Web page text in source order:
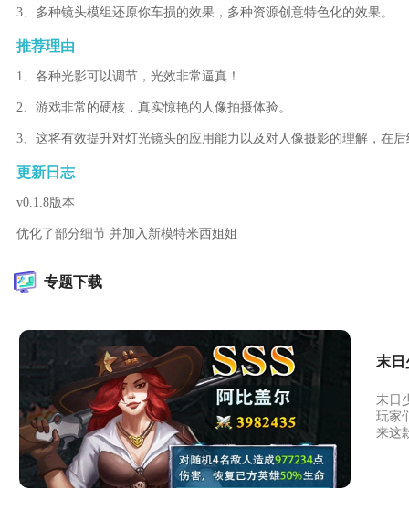
3、多种镜头模组还原你车损的效果，多种资源创意特色化的效果。
推荐理由
1、各种光影可以调节，光效非常逼真！
2、游戏非常的硬核，真实惊艳的人像拍摄体验。
3、这将有效提升对灯光镜头的应用能力以及对人像摄影的理解，在
更新日志
v0.1.8版本
优化了部分细节 并加入新模特米西姐姐
专题下载
末日
末日
玩家
来这